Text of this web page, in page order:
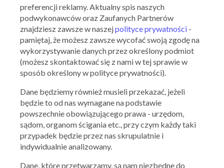
preferencji reklamy. Aktualny spis naszych
podwykonawców oraz Zaufanych Partnerów
znajdziesz zawsze w naszejpolityce prywatności -
pamiętaj, że możesz zawsze wycofać swoją zgodę na
wykorzystywanie danych przez określony podmiot
(możesz skontaktować się z nami w tej sprawie w
sposób określony w polityce prywatności).
Dane będziemy również musieli przekazać, jeżeli
będzie to od nas wymagane na podstawie
powszechnie obowiązującego prawa - urzędom,
sądom, organom ścigania etc., przy czym każdy taki
przypadek będzie przez nas skrupulatnie i
indywidualnie analizowany.
Dane, które przetwarzamy, są nam niezbędne do